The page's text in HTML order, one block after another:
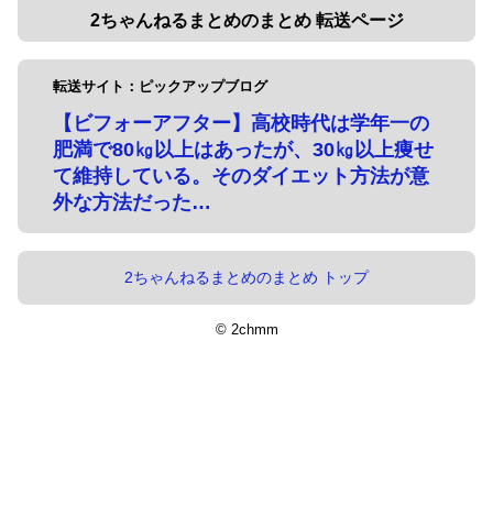
2ちゃんねるまとめのまとめ 転送ページ
転送サイト：ピックアップブログ
【ビフォーアフター】高校時代は学年一の
肥満で80㎏以上はあったが、30㎏以上痩せ
て維持している。そのダイエット方法が意
外な方法だった…
2ちゃんねるまとめのまとめ トップ
© 2chmm